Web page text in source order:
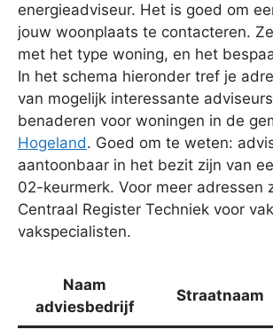
energieadviseur. Het is goed om
jouw woonplaats te contacteren.
met het type woning, en het
In het schema hieronder tref je
van mogelijk interessante
benaderen voor woningen in de
Hogeland. Goed om te weten:
aantoonbaar in het bezit zijn van
02-keurmerk. Voor meer adressen
Centraal Register Techniek voor
vakspecialisten.
Naam
adviesbedrijf
Straatnaam